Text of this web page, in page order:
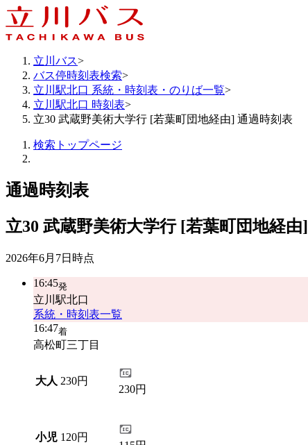
立川バス>
バス停時刻表検索>
立川駅北口 系統・時刻表・のりば一覧>
立川駅北口 時刻表>
立30 武蔵野美術大学行 [若葉町団地経由] 通過時刻表
検索トップページ
通過時刻表
立30 武蔵野美術大学行 [若葉町団地経由]
2026年6月7日 時点
16:45発
立川駅北口
系統・時刻表一覧
16:47着
高松町三丁目
大人 230円
230円
小児 120円